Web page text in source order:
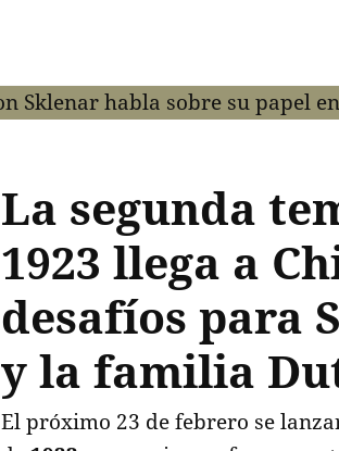
La segunda
1923 llega a
desafíos para
y la familia
El próximo 23 de febrero se